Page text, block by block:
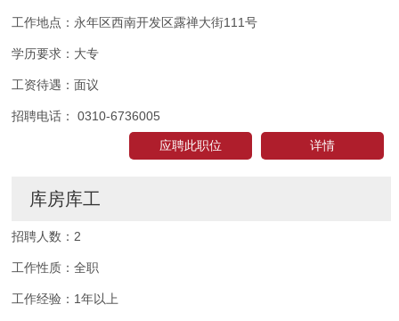
工作地点： 永年区西南开发区露禅大街111号
学历要求： 大专
工资待遇：面议
招聘电话： 0310-6736005
详情
应聘此职位
库房库工
招聘人数：2
工作性质：全职
工作经验： 1年以上